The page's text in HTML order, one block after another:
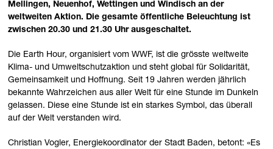
Mellingen, Neuenhof, Wettingen und Windisch an der
weltweiten Aktion. Die gesamte öffentliche Beleuchtung ist
zwischen 20.30 und 21.30 Uhr ausgeschaltet.
Die Earth Hour, organisiert vom WWF, ist die grösste weltweite
Klima- und Umweltschutzaktion und steht global für Solidarität,
Gemeinsamkeit und Hoffnung. Seit 19 Jahren werden jährlich
bekannte Wahrzeichen aus aller Welt für eine Stunde im Dunkeln
gelassen. Diese eine Stunde ist ein starkes Symbol, das überall
auf der Welt verstanden wird.
Christian Vogler, Energiekoordinator der Stadt Baden, betont: «Es